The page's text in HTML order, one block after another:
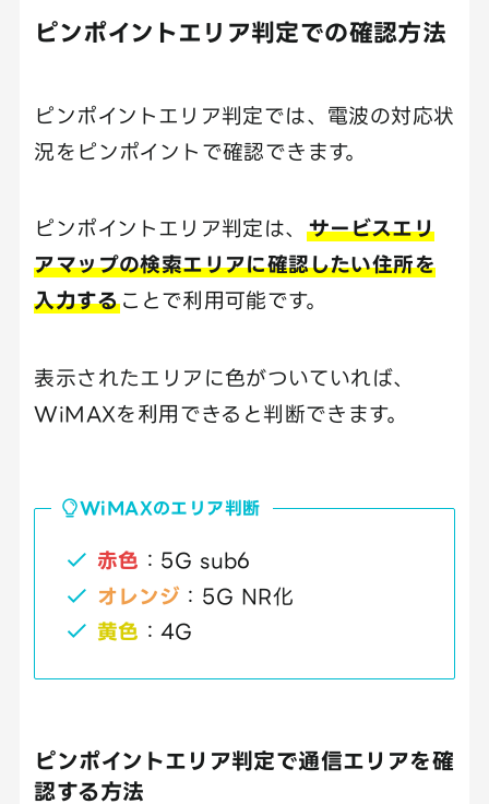
ピンポイントエリア判定での確認方法
ピンポイントエリア判定では、電波の対応状
況をピンポイントで確認できます。
ピンポイントエリア判定は、 サービスエリ
アマップの検索エリアに確認したい住所を
入力することで利用可能です。
表示されたエリアに色がついていれば、
WiMAXを利用できると判断できます。
WiMAXのエリア判断
赤色 ：5G sub6
オレンジ ：5G NR化
黄色 ：4G
ピンポイントエリア判定で通信エリアを確
認する方法